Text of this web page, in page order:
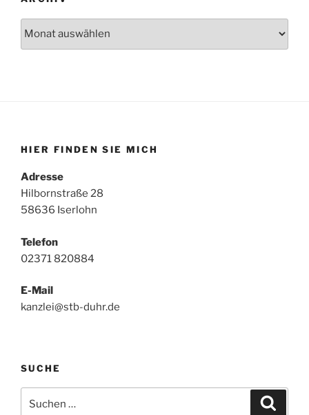
HIER FINDEN SIE MICH
Adresse
Hilbornstraße 28
58636 Iserlohn
Telefon
02371 820884
E-Mail
kanzlei@stb-duhr.de
SUCHE
nach: